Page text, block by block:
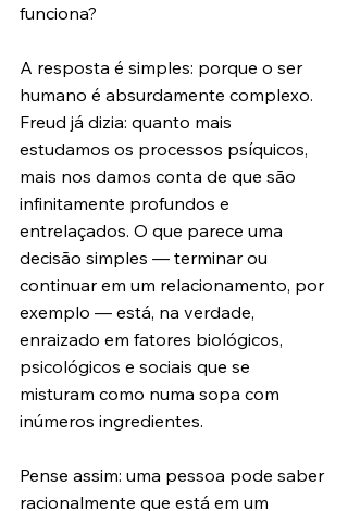
funciona?
A resposta é simples: porque o ser
humano é absurdamente complexo.
Freud já dizia: quanto mais
estudamos os processos psíquicos,
mais nos damos conta de que são
infinitamente profundos e
entrelaçados. O que parece uma
decisão simples — terminar ou
continuar em um relacionamento, por
exemplo — está, na verdade,
enraizado em fatores biológicos,
psicológicos e sociais que se
misturam como numa sopa com
inúmeros ingredientes.
Pense assim: uma pessoa pode saber
racionalmente que está em um